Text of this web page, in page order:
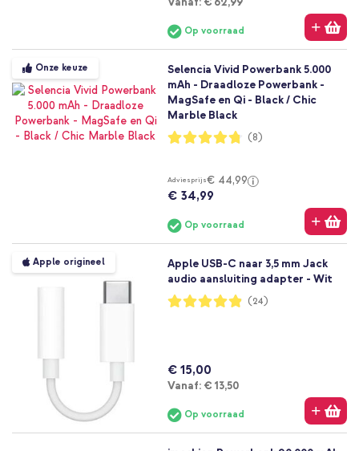
Op voorraad
Onze keuze
Selencia Vivid Powerbank 5.000
mAh - Draadloze Powerbank -
MagSafe en Qi - Black / Chic
Marble Black
Waardering:
95%
(8)
Adviesprijs€ 44,99
€ 34,99
Op voorraad
Apple origineel
Apple USB-C naar 3,5 mm Jack
audio aansluiting adapter - Wit
Waardering:
97%
(24)
€ 15,00
Vanaf: Vanaf
€ 13,50
Op voorraad